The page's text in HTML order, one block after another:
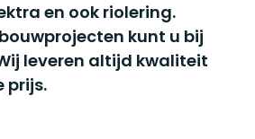
en ook riolering.
kunt u bij
leveren altijd kwaliteit
prijs.